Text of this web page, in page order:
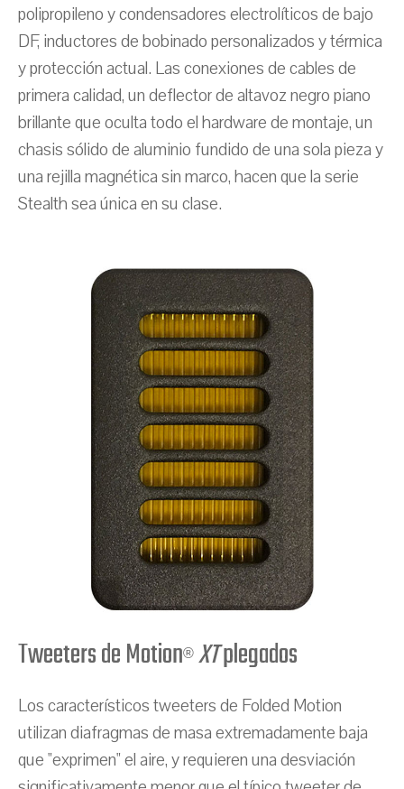
polipropileno y condensadores electrolíticos de bajo
DF, inductores de bobinado personalizados y térmica
y protección actual. Las conexiones de cables de
primera calidad, un deflector de altavoz negro piano
brillante que oculta todo el hardware de montaje, un
chasis sólido de aluminio fundido de una sola pieza y
una rejilla magnética sin marco, hacen que la serie
Stealth sea única en su clase.
Tweeters de Motion® XTplegados
Los característicos tweeters de Folded Motion
utilizan diafragmas de masa extremadamente baja
que "exprimen" el aire, y requieren una desviación